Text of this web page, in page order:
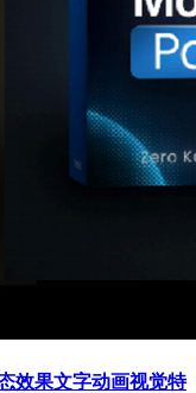
效果文字动画视觉特